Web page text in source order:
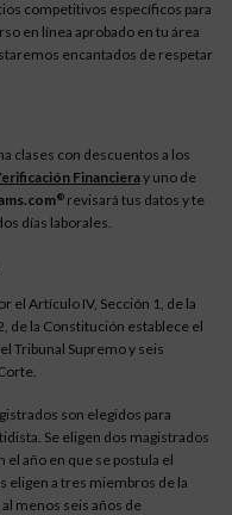
competitivos específicos para
en línea aprobado en tu área
encantados de respetar
clases con descuentos a los
Financieray uno de
® revisará tus datos y te
días laborales.
el Artículo IV, Sección 1, de la
de la Constitución establece el
Tribunal Supremo y seis
son elegidos para
Se eligen dos magistrados
el año en que se postula el
eligen a tres miembros de la
menos seis años de